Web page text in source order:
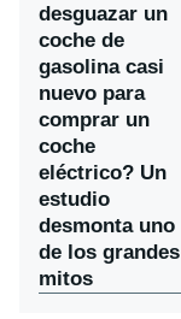
desguazar un
coche de
gasolina casi
nuevo para
comprar un
coche
eléctrico? Un
estudio
desmonta uno
de los grandes
mitos